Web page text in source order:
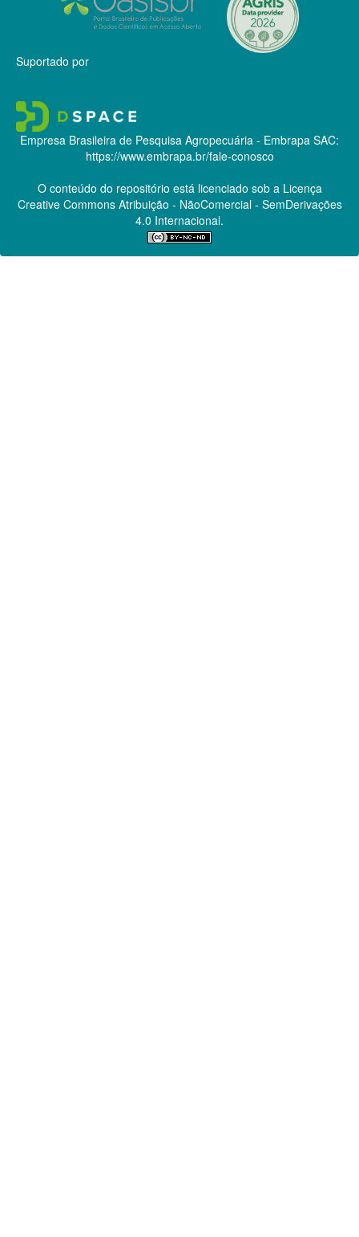
Suportado por
Empresa Brasileira de Pesquisa Agropecuária - Embrapa SAC:
https://www.embrapa.br/fale-conosco
O conteúdo do repositório está licenciado sob a Licença
Creative CommonsAtribuição - NãoComercial - SemDerivações
4.0 Internacional.